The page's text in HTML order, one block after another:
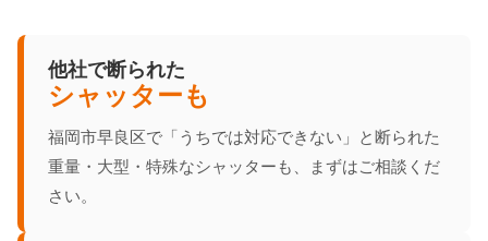
他社で断られた
シャッターも
福岡市早良区で「うちでは対応できない」と断られた
重量・大型・特殊なシャッターも、まずはご相談くだ
さい。